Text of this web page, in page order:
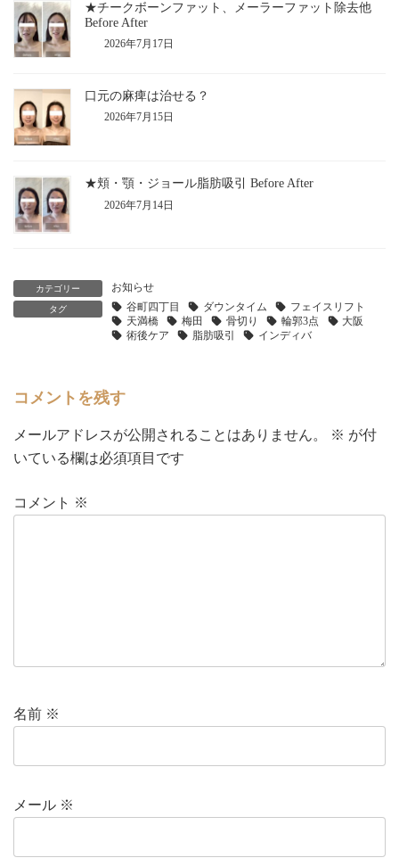
★チークボーンファット、メーラーファット除去他
Before After
2026年7月17日
口元の麻痺は治せる？
2026年7月15日
★頬・顎・ジョール脂肪吸引 Before After
2026年7月14日
カテゴリー お知らせ
タグ 谷町四丁目 ダウンタイム
フェイスリフト
天満橋
梅田 骨切り 輪郭3点
大阪
術後ケア
脂肪吸引 インディバ
コメントを残す
メールアドレスが公開されることはありません。 ※ が付
いている欄は必須項目です
コメント ※
名前 ※
メール ※